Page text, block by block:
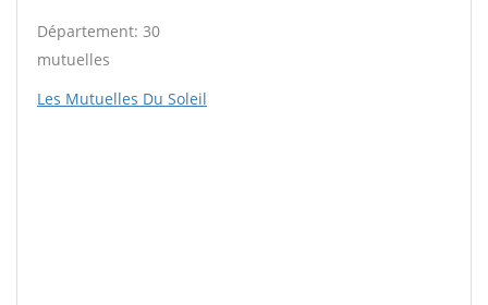
Département: 30
mutuelles
Les Mutuelles Du Soleil